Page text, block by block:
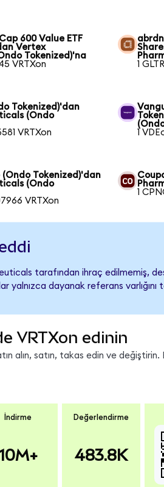
600 Value ETF
Vertex
Tokenized)'na
VRTXon
1
Tokenized)'dan
(Ondo
VRTXon
1
Tokenized)'dan
(Ondo
VRTXon
1
tarafından ihraç edilmemiş,
yalnızca dayanak referans varlığını
VRTXon edinin
alın, satın, takas edin ve değiştirin.
İndirme Değerlendirme
483.8K